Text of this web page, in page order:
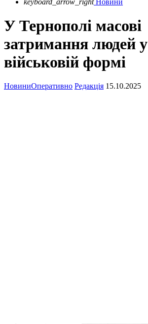
У Тернополі масові
затримання людей у
військовій формі
НовиниОперативно Редакція 15.10.2025